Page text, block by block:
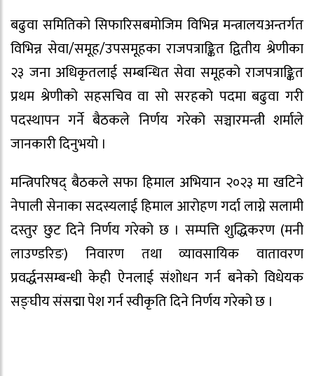
बढुवा समितिको सिफारिसबमोजिम विभिन्न मन्त्रालयअन्तर्गत
विभिन्न सेवा/समूह/उपसमूहका राजपत्राङ्कित द्वितीय श्रेणीका
२३ जना अधिकृतलाई सम्बन्धित सेवा समूहको राजपत्राङ्कित
प्रथम श्रेणीको सहसचिव वा सो सरहको पदमा बढुवा गरी
पदस्थापन गर्ने बैठकले निर्णय गरेको सञ्चारमन्त्री शर्माले
जानकारी दिनुभयो ।
मन्त्रिपरिषद् बैठकले सफा हिमाल अभियान २०२३ मा खटिने
नेपाली सेनाका सदस्यलाई हिमाल आरोहण गर्दा लाग्ने सलामी
दस्तुर छुट दिने निर्णय गरेको छ । सम्पत्ति शुद्धिकरण (मनी
लाउण्डरिङ) निवारण तथा व्यावसायिक वातावरण
प्रवर्द्धनसम्बन्धी केही ऐनलाई संशोधन गर्न बनेको विधेयक
सङ्घीय संसद्मा पेश गर्न स्वीकृति दिने निर्णय गरेको छ ।